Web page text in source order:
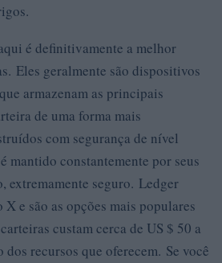
é definitivamente a melhor
Eles geralmente são dispositivos
armazenam as principais
de uma forma mais
com segurança de nível
mantido constantemente por seus
extremamente seguro. Ledger
X e são as opções mais populares
custam cerca de US $ 50 a
dos recursos que oferecem. Se você